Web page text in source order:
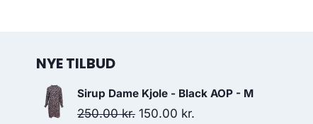
NYE TILBUD
Sirup Dame Kjole - Black AOP - M
250.00kr. Original
150.00 kr.